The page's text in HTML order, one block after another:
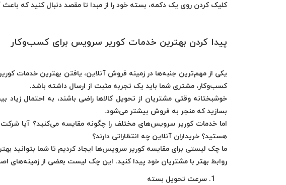
کلیک کردن روی یک دکمه، بسته خود را از مبدا تا مقصد دنبال کنید که
پیدا کردن بهترین خدمات کوریر سرویس‌ برای کسب‌وکار
یکی از مهم‌ترین جنبه‌ها در زمینه فروش آنلاین، یافتن بهترین خدمات
کسب‌وکار، مشتری شما باید یک تجربه مثبت از ارسال داشته باشد.
خوشبختانه وقتی مشتریان از تحویل کالاها راضی باشند، به احتمال
بسازید که منجر به فروش بیشتر می‌شود.
اما خدمات کوریر سرویس‌‌های مختلف را چگونه مقایسه می‌کنید؟ آیا
هستید؟ خریداران آنلاین چه انتظاراتی دارند؟
ما چک لیستی برای مقایسه کوریر سرویس‌ها ایجاد کردیم تا شما بتوانید
روابط بهتر با مشتریان خود پیدا کنید. این چک لیست بعضی از زمینه‌های
سرعت تحویل بسته